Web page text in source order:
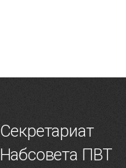
Секретариат
Набсовета ПВТ